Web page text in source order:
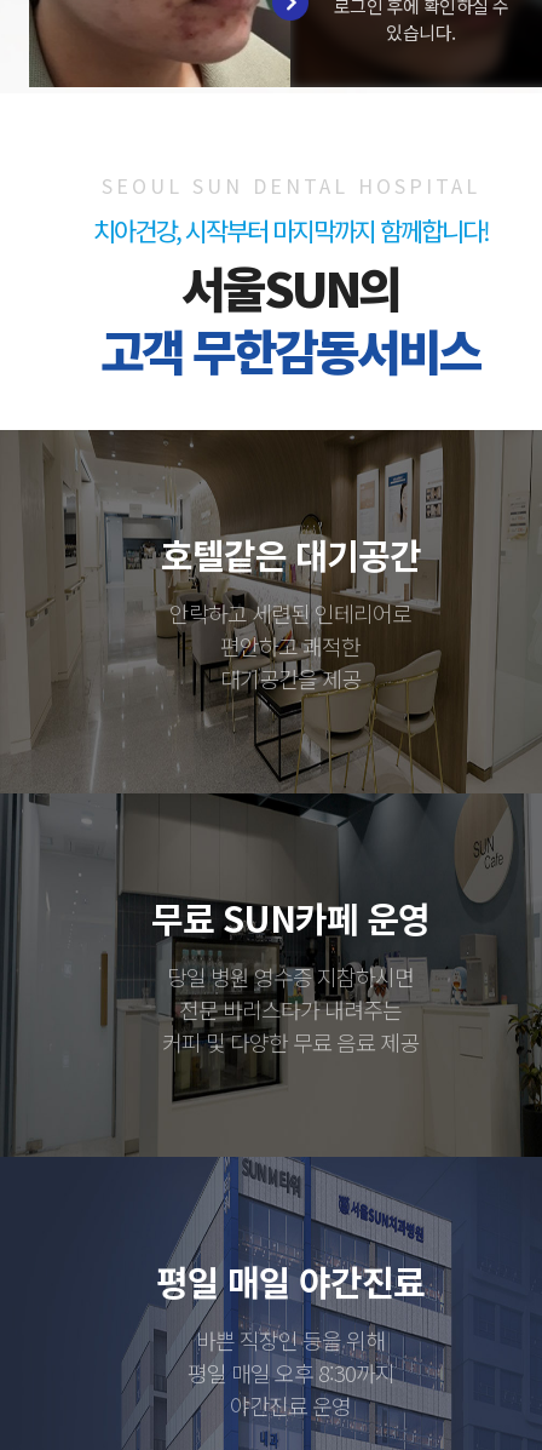
로그인 후에 확인하실 수
있습니다.
SEOUL SUN DENTAL HOSPITAL
치아건강, 시작부터 마지막까지 함께합니다!
서울SUN의
고객 무한감동서비스
호텔같은 대기공간
안락하고 세련된 인테리어로
편안하고 쾌적한
대기공간을 제공
무료 SUN카페 운영
당일 병원 영수증 지참하시면
전문 바리스타가 내려주는
커피 및 다양한 무료 음료 제공
평일 매일 야간진료
바쁜 직장인 등을 위해
평일 매일 오후 8:30까지
야간진료 운영